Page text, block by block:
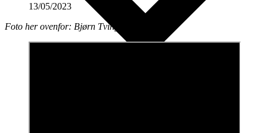
13/05/2023
Foto her ovenfor: Bjørn Tving Stauning